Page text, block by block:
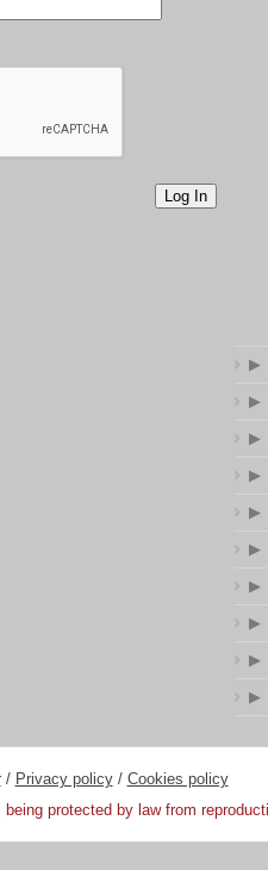
Log In
/ Privacy policy/ Cookies policy
protected by law from